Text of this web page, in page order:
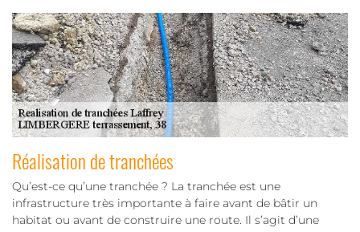
Réalisation de tranchées
Qu’est-ce qu’une tranchée ? La tranchée est une
infrastructure très importante à faire avant de bâtir un
habitat ou avant de construire une route. Il s’agit d’une